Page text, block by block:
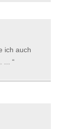
ich auch
...